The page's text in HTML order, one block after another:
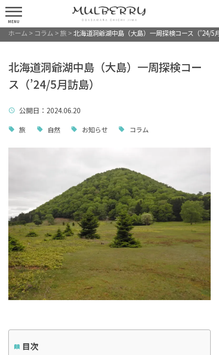
MENU
ホーム > コラム >旅>北海道洞爺湖中島（大島）一周探検コース（’24/5
北海道洞爺湖中島（大島）一周探検コー
ス（’24/5月訪島）
公開日 ：2024.06.20
旅 自然 お知らせ コラム
目次